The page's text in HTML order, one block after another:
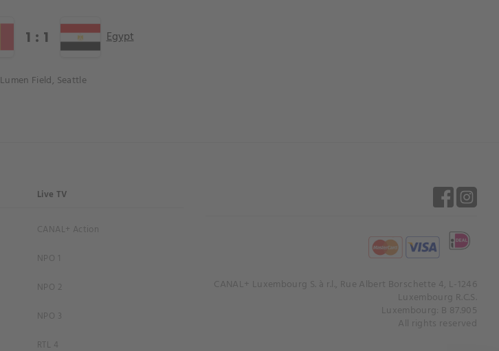
1 : 1 Egypt
Lumen Field, Seattle
Live TV
CANAL+ Action
NPO 1
NPO 2
NPO 3
RTL 4
CANAL+ Luxembourg S. à r.l., Rue Albert Borschette 4, L-1246
Luxembourg R.C.S.
Luxembourg: B 87.905
All rights reserved